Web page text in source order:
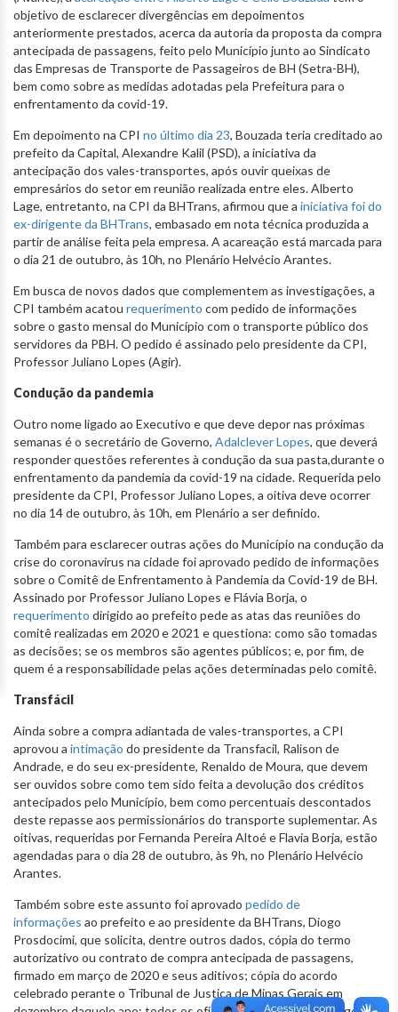
objetivo de esclarecer divergências em depoimentos
anteriormente prestados, acerca da autoria da proposta da compra
antecipada de passagens, feito pelo Município junto ao Sindicato
das Empresas de Transporte de Passageiros de BH (Setra-BH),
bem como sobre as medidas adotadas pela Prefeitura para o
enfrentamento da covid-19.
Em depoimento na CPI no último dia 23, Bouzada teria creditado ao
prefeito da Capital, Alexandre Kalil (PSD), a iniciativa da
antecipação dos vales-transportes, após ouvir queixas de
empresários do setor em reunião realizada entre eles. Alberto
Lage, entretanto, na CPI da BHTrans, afirmou que a iniciativa foi do
ex-dirigente da BHTrans, embasado em nota técnica produzida a
partir de análise feita pela empresa. A acareação está marcada para
o dia 21 de outubro, às 10h, no Plenário Helvécio Arantes.
Em busca de novos dados que complementem as investigações, a
CPI também acatou requerimento com pedido de informações
sobre o gasto mensal do Município com o transporte público dos
servidores da PBH. O pedido é assinado pelo presidente da CPI,
Professor Juliano Lopes (Agir).
Condução da pandemia
Outro nome ligado ao Executivo e que deve depor nas próximas
semanas é o secretário de Governo, Adalclever Lopes, que deverá
responder questões referentes à condução da sua pasta,durante o
enfrentamento da pandemia da covid-19 na cidade. Requerida pelo
presidente da CPI, Professor Juliano Lopes, a oitiva deve ocorrer
no dia 14 de outubro, às 10h, em Plenário a ser definido.
Também para esclarecer outras ações do Município na condução da
crise do coronavírus na cidade foi aprovado pedido de informações
sobre o Comitê de Enfrentamento à Pandemia da Covid-19 de BH.
Assinado por Professor Juliano Lopes e Flávia Borja, o
requerimento dirigido ao prefeito pede as atas das reuniões do
comitê realizadas em 2020 e 2021 e questiona: como são tomadas
as decisões; se os membros são agentes públicos; e, por fim, de
quem é a responsabilidade pelas ações determinadas pelo comitê.
Transfácil
Ainda sobre a compra adiantada de vales-transportes, a CPI
aprovou a intimação do presidente da Transfacil, Ralison de
Andrade, e do seu ex-presidente, Renaldo de Moura, que devem
ser ouvidos sobre como tem sido feita a devolução dos créditos
antecipados pelo Município, bem como percentuais descontados
deste repasse aos permissionários do transporte suplementar. As
oitivas, requeridas por Fernanda Pereira Altoé e Flavia Borja, estão
agendadas para o dia 28 de outubro, às 9h, no Plenário Helvécio
Arantes.
Também sobre este assunto foi aprovado pedido de
informações ao prefeito e ao presidente da BHTrans, Diogo
Prosdocimi, que solicita, dentre outros dados, cópia do termo
autorizativo ou contrato de compra antecipada de passagens,
firmado em março de 2020 e seus aditivos; cópia do acordo
celebrado perante o Tribunal de Justiça de Minas Gerais em